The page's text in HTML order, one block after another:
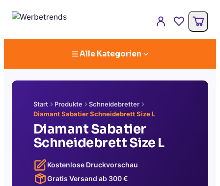
Alle Kategorien
Start Produkte
Schneidebretter
Diamant Sabatier Schneidebrett Size L
Diamant Sabatier
Schneidebrett Size L
Kostenlose Druckvorschau
Gratis Versand ab 300€